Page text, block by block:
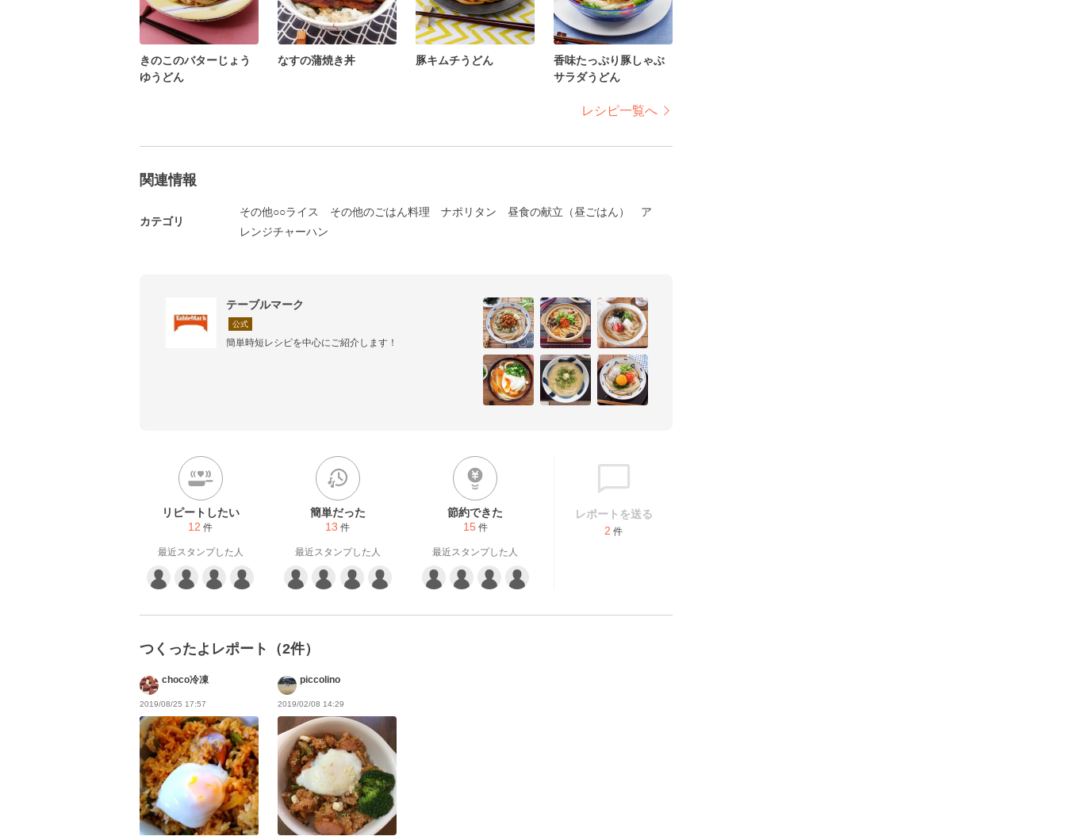
きのこのバターじょう
ゆうどん
なすの蒲焼き丼 豚キムチうどん
香味たっぷり豚しゃぶ
サラダうどん
レシピ一覧へ
関連情報
カテゴリ
その他○○ライス その他のごはん料理 ナポリタン 昼食の献立（昼ごはん）
ア
レンジチャーハン
テーブルマーク
公式
簡単時短レシピを中心にご紹介します！
リピートしたい
12 件
最近スタンプした人
簡単だった
13 件
最近スタンプした人
節約できた
15 件
最近スタンプした人
レポートを送る
2 件
つくったよレポート（2件）
choco冷凍
2019/08/25 17:57
piccolino
2019/02/08 14:29